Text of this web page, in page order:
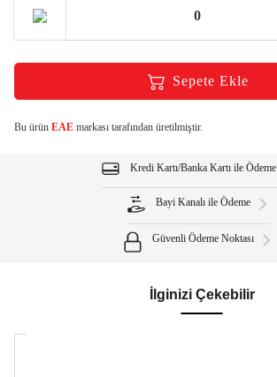
Sepete Ekle
Bu ürün EAE markası tarafından üretilmiştir.
Kredi Kartı/Banka Kartı ile Ödeme
Bayi Kanalı ile Ödeme
Güvenli Ödeme Noktası
İlginizi Çekebilir